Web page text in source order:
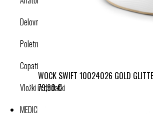
WOCK SWIFT 10024026 GOLD
79,90 €
Delovna obutev s certifikatom
Poletna obutev
Copati
Vložki in dodatki
MEDICINSKI IZDELKI